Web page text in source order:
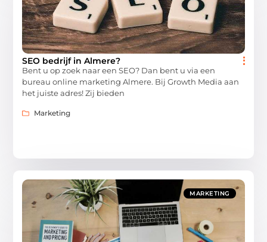
SEO bedrijf in Almere?
Bent u op zoek naar een SEO? Dan bent u via een
bureau online marketing Almere. Bij Growth Media aan
het juiste adres! Zij bieden
Marketing
MARKETING